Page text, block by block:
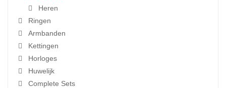
Heren
Ringen
Armbanden
Kettingen
Horloges
Huwelijk
Complete Sets